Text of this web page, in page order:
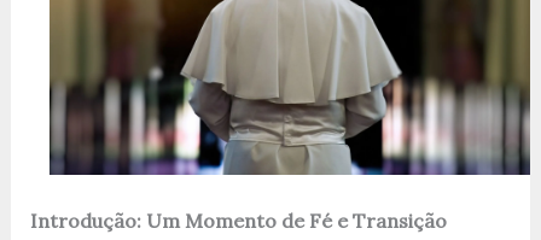
Introdução: Um Momento de Fé e Transição